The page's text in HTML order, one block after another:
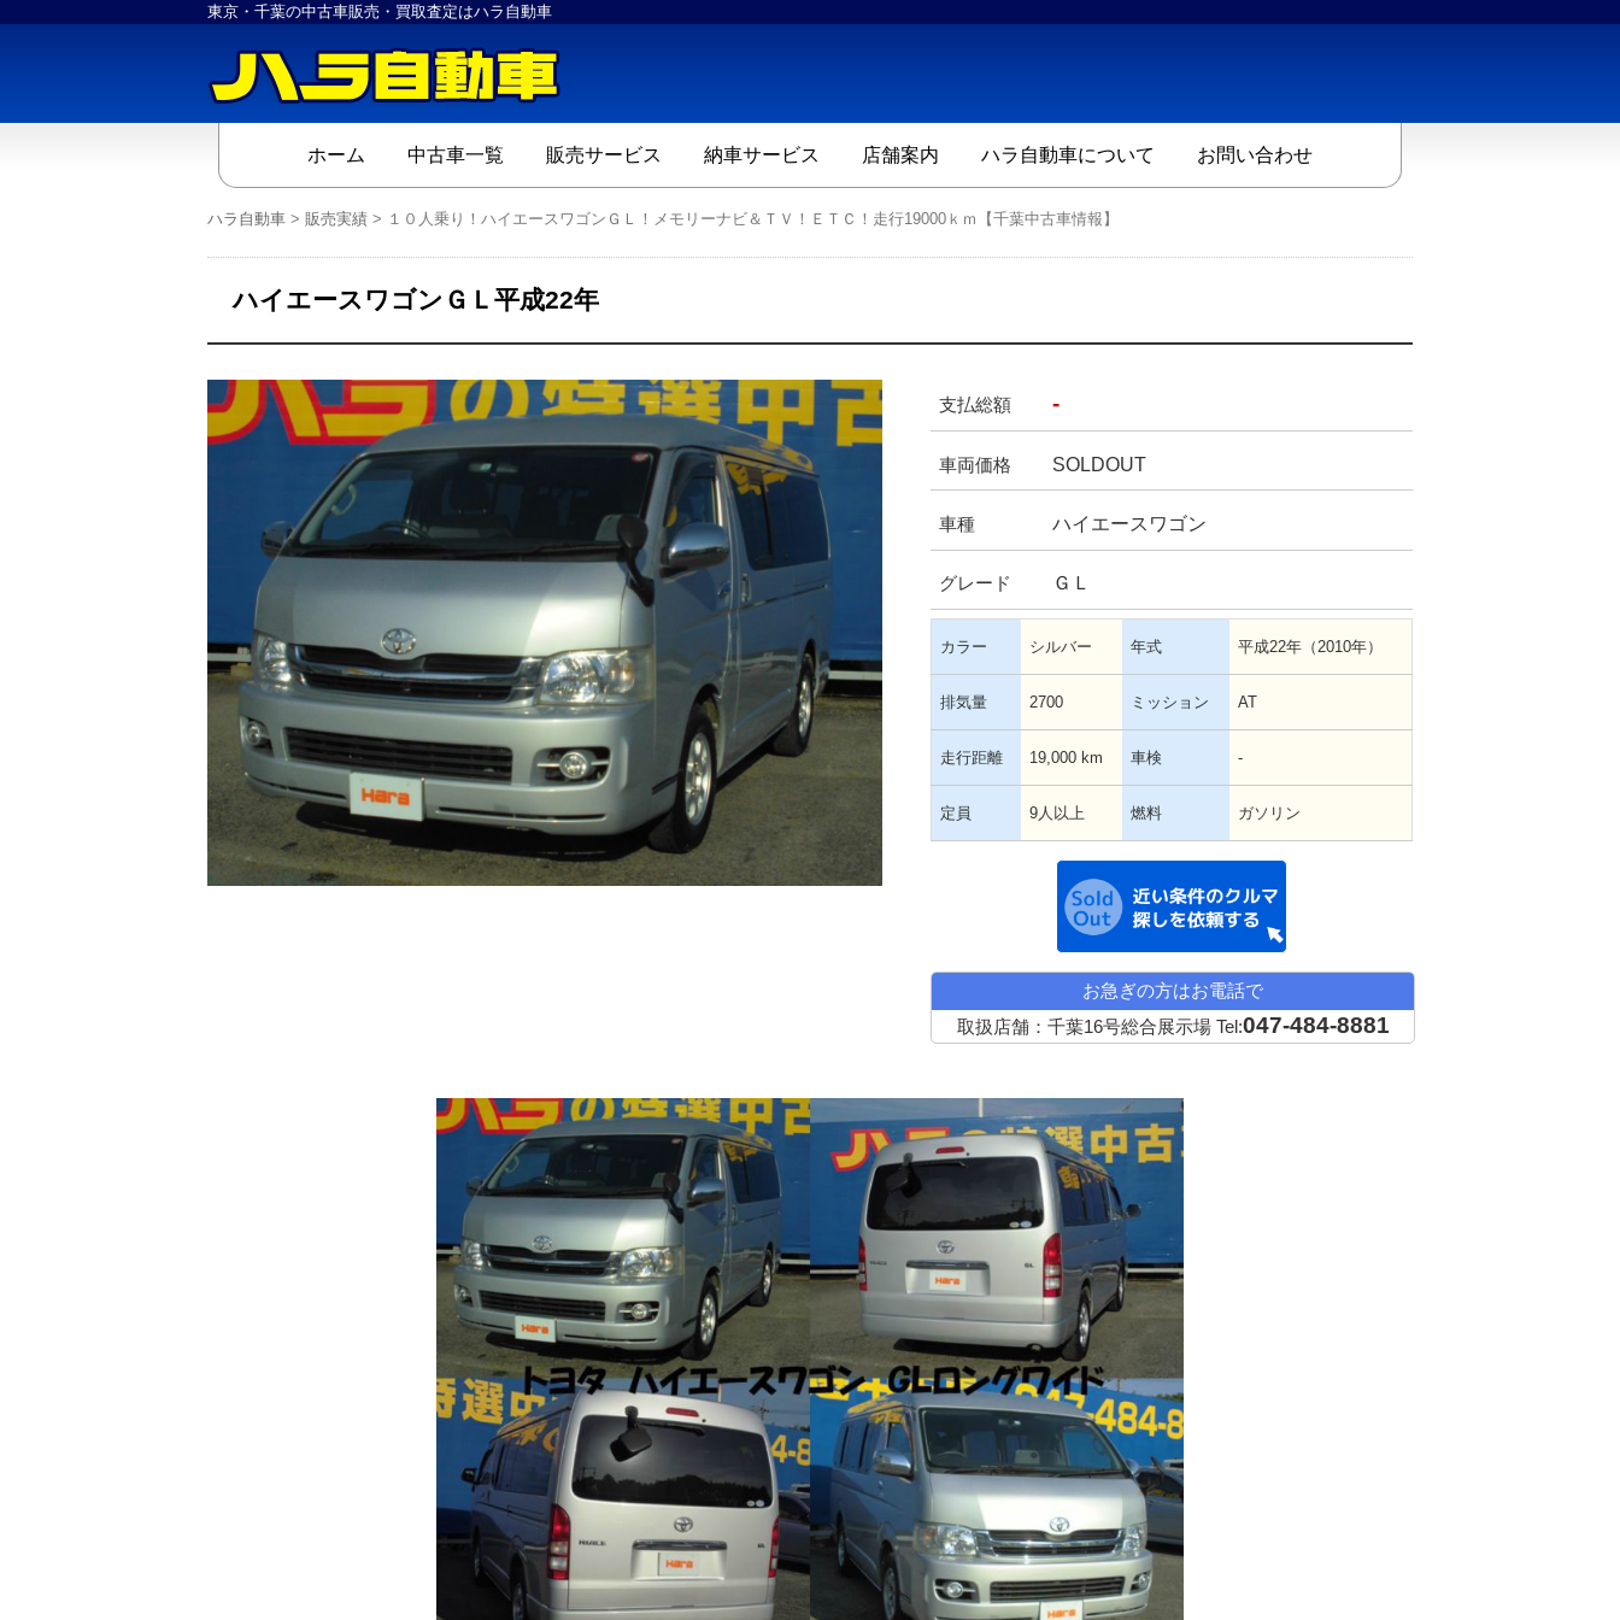
東京・千葉の中古車販売・買取査定はハラ自動車
ホーム 中古車一覧 販売サービス 納車サービス 店舗案内 ハラ自動車について お問い合わせ
ハラ自動車 > 販売実績 > １０人乗り！ハイエースワゴンＧＬ！メモリーナビ＆ＴＶ！ＥＴＣ！走行19000ｋｍ【千葉中古車情報】
ハイエースワゴンＧＬ平成22年
支払総額 -
車両価格 SOLDOUT
車種 ハイエースワゴン
グレード ＧＬ
カラー シルバー 年式 平成22年（2010年）
排気量 2700 ミッション AT
走行距離 19,000 km 車検 -
定員 9人以上 燃料 ガソリン
お急ぎの方はお電話で
取扱店舗：千葉16号総合展示場 Tel:047-484-8881